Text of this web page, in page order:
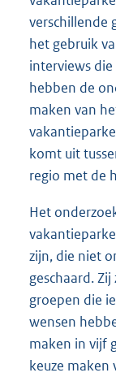
verschillende
het gebruik
interviews
hebben de
maken van
komt uit
regio met de
Het
zijn, die niet
geschaard.
groepen die
wensen
maken in vijf
keuze maken